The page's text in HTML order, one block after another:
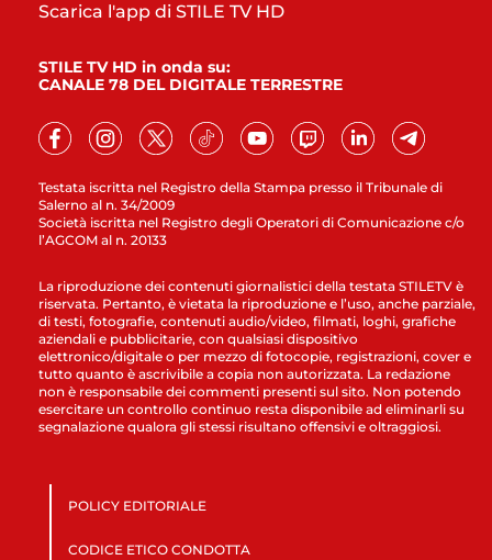
Testata iscritta nel Registro della Stampa presso il Tribunale di
Salerno al n. 34/2009
Società iscritta nel Registro degli Operatori di Comunicazione c/o
l’AGCOM al n. 20133
Scarica l'app di STILE TV HD
STILE TV HD in onda su:
CANALE 78 DEL DIGITALE TERRESTRE
La riproduzione dei contenuti giornalistici della testata STILETV è
riservata. Pertanto, è vietata la riproduzione e l’uso, anche parziale,
di testi, fotografie, contenuti audio/video, filmati, loghi, grafiche
aziendali e pubblicitarie, con qualsiasi dispositivo
elettronico/digitale o per mezzo di fotocopie, registrazioni, cover e
tutto quanto è ascrivibile a copia non autorizzata. La redazione
non è responsabile dei commenti presenti sul sito. Non potendo
esercitare un controllo continuo resta disponibile ad eliminarli su
segnalazione qualora gli stessi risultano offensivi e oltraggiosi.
POLICY EDITORIALE
CODICE ETICO CONDOTTA